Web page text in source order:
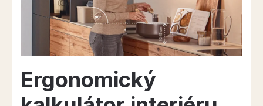
Ergonomický